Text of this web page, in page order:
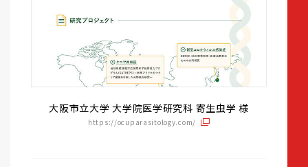
大阪市立大学 大学院医学研究科 寄生虫学 様
https://ocuparasitology.com/